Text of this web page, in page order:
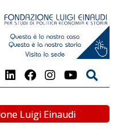
Luigi Einaudi